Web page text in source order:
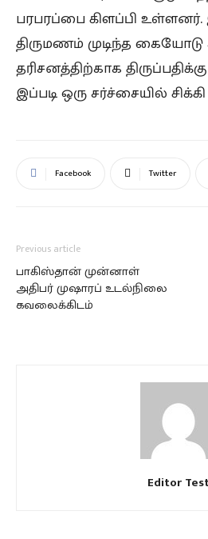
பரபரப்பை கிளப்பி
திருமணம் முடிந்த கையோடு
தரிசனத்திற்காக
இப்படி ஒரு சர்ச்சையில்
Facebook Twitter
Previous article
பாகிஸ்தான் முன்னாள்
அதிபர் முஷாரப் உடல்நிலை
கவலைக்கிடம்
Editor